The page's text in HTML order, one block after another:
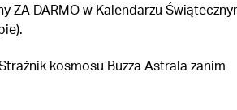
ZA DARMO w Kalendarzu
kosmosu Buzza Astrala zanim